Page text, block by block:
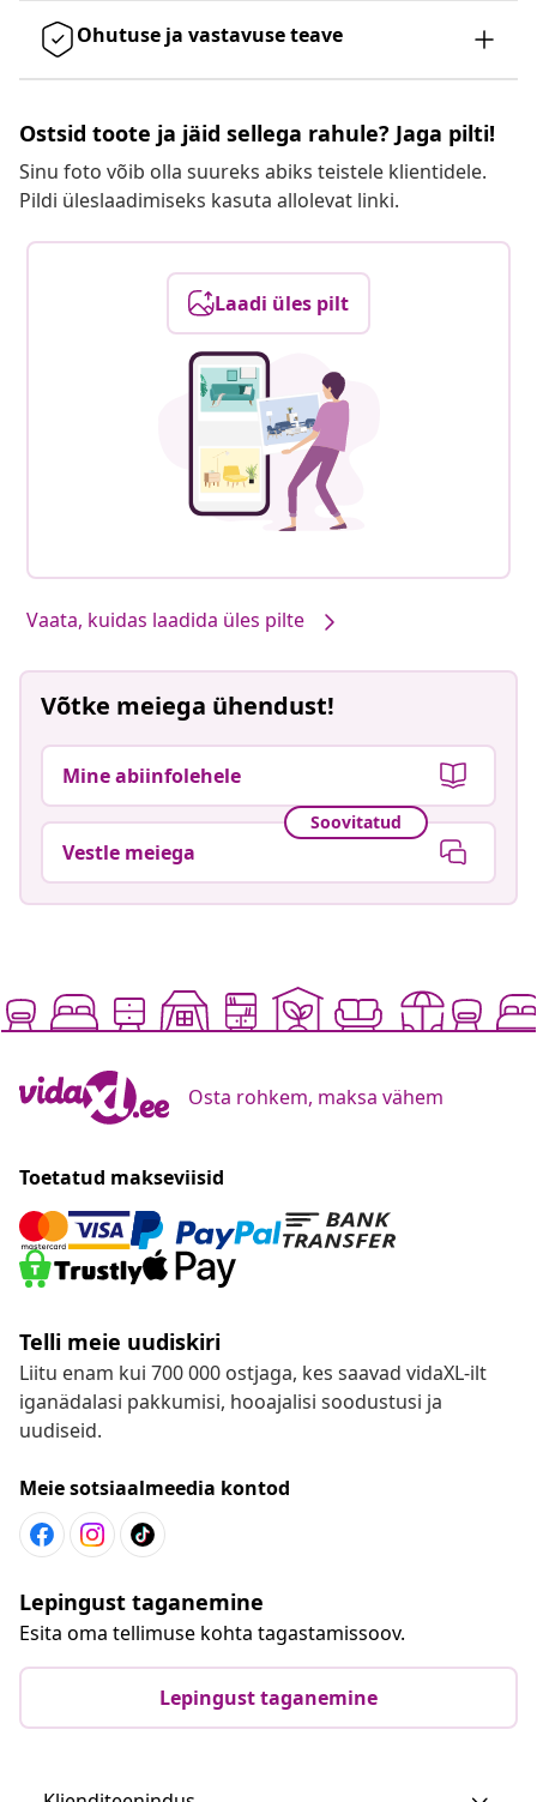
Ohutuse ja vastavuse teave
Ostsid toote ja jäid sellega rahule? Jaga pilti!
Sinu foto võib olla suureks abiks teistele klientidele.
Pildi üleslaadimiseks kasuta allolevat linki.
Laadi üles pilt
Vaata, kuidas laadida üles pilte
Võtke meiega ühendust!
Mine abiinfolehele
Soovitatud
Vestle meiega
Osta rohkem, maksa vähem
Toetatud makseviisid
Telli meie uudiskiri
Liitu enam kui 700 000 ostjaga, kes saavad vidaXL-ilt
iganädalasi pakkumisi, hooajalisi soodustusi ja
uudiseid.
Meie sotsiaalmeedia kontod
Lepingust taganemine
Esita oma tellimuse kohta tagastamissoov.
Lepingust taganemine